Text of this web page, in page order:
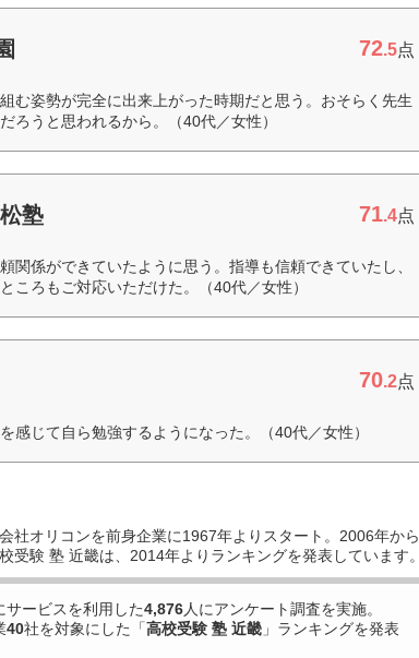
72.5点
む姿勢が完全に出来上がった時期だと思う。おそらく先生
ろうと思われるから。（40代／女性）
塾 71.4点
関係ができていたように思う。指導も信頼できていたし、
ころもご対応いただけた。（40代／女性）
70.2点
感じて自ら勉強するようになった。（40代／女性）
社オリコンを前身企業に1967年よりスタート。2006年から
受験 塾 近畿は、2014年よりランキングを発表しています。
ービスを利用した4,876人にアンケート調査を実施。
40社を対象にした「高校受験 塾 近畿 」ランキングを発表